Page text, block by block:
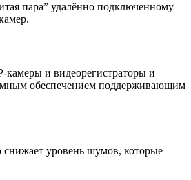
пара” удалённо подключенному
камеры и видеорегистраторы и
обеспечением поддерживающим
снижает уровень шумов, которые